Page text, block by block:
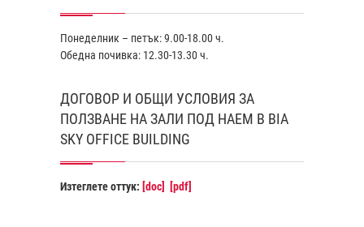
Понеделник – петък: 9.00-18.00 ч.
Обедна почивка: 12.30-13.30 ч.
ДОГОВОР И ОБЩИ УСЛОВИЯ ЗА
ПОЛЗВАНЕ НА ЗАЛИ ПОД НАЕМ В BIA
SKY OFFICE BUILDING
Изтеглете оттук: [doc] [pdf]